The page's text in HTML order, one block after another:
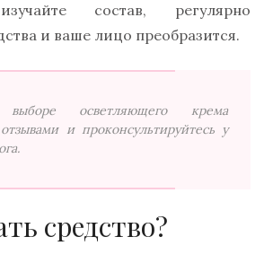
состав, регулярно
и ваше лицо преобразится.
осветляющего крема
и проконсультируйтесь у
средство?